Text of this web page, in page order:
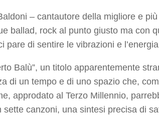
– cantautore della migliore e
ballad, rock al punto giusto ma con
pare di sentire le vibrazioni e
Balù”, un titolo apparentemente
di un tempo e di uno spazio che,
approdato al Terzo Millennio,
sette canzoni, una sintesi precisa di